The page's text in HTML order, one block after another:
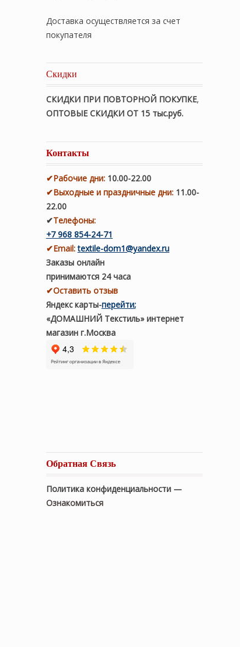
Доставка осуществляется за счет
покупателя
Скидки
СКИДКИ ПРИ ПОВТОРНОЙ ПОКУПКЕ,
ОПТОВЫЕ СКИДКИ ОТ 15 тыс.руб.
Контакты
✔Рабочие дни: 10.00-22.00
✔Выходные и праздничные дни:11.00-
22.00
✔Телефоны:
+7 968 854-24-71
✔Email: textile-dom1@yandex.ru
Заказы онлайн
принимаются 24 часа
✔Оставить отзыв
Яндекс карты-перейти;
«ДОМАШНИЙ Текстиль» интернет
магазин г.Москва
Обратная Связь
Политика конфиденциальности —
Ознакомиться